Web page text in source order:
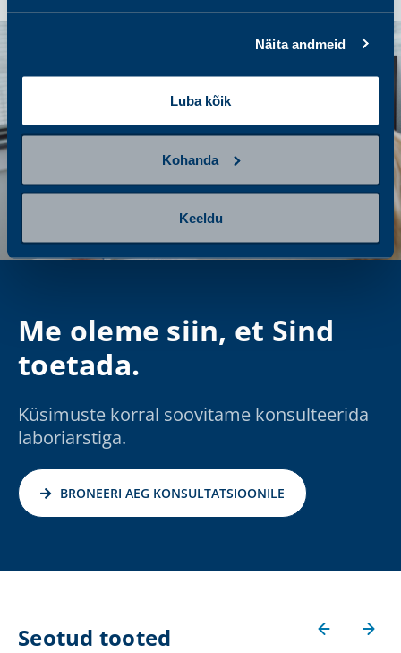
Näita andmeid
Luba kõik
Kohanda
Keeldu
Me oleme siin, et Sind
toetada.
Küsimuste korral soovitame konsulteerida
laboriarstiga.
BRONEERI AEG KONSULTATSIOONILE
Seotud tooted